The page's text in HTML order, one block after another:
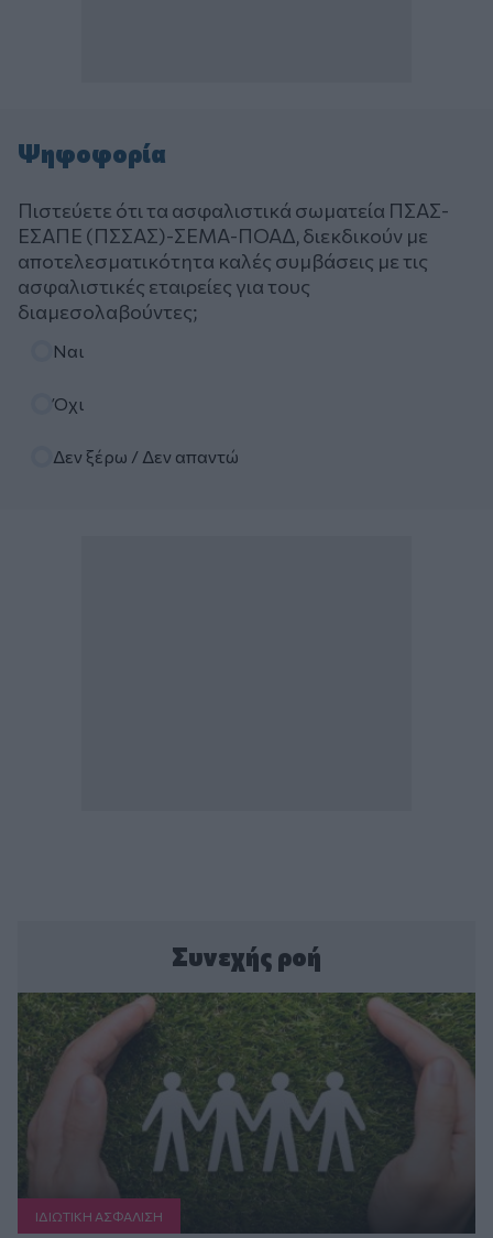
Ψηφοφορία
Πιστεύετε ότι τα ασφαλιστικά σωματεία ΠΣΑΣ-
ΕΣΑΠΕ (ΠΣΣΑΣ)-ΣΕΜΑ-ΠΟΑΔ, διεκδικούν με
αποτελεσματικότητα καλές συμβάσεις με τις
ασφαλιστικές εταιρείες για τους
διαμεσολαβούντες;
Ναι
Όχι
Δεν ξέρω / Δεν απαντώ
Συνεχής ροή
ΙΔΙΩΤΙΚΗ ΑΣΦAΛΙΣΗ